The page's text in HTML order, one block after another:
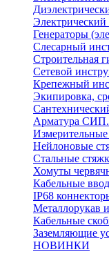
Генераторы
Слесарный
Строительная
Сетевой
Крепежный
Экипировка,
Арматура
Нейлоновые
Стальные
Хомуты
Кабельные
IP68
Металлорукав
Кабельные
Заземляющие
НОВИНКИ